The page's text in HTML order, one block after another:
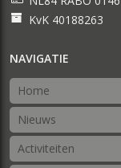
KvK 40188263
NAVIGATIE
Home
Nieuws
Activiteiten